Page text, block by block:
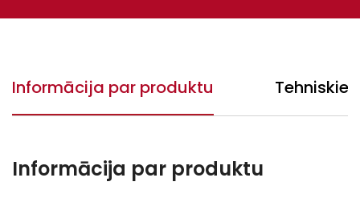
Informācija par produktu Tehniskie
Informācija par produktu